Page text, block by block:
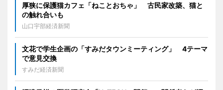
厚狭に保護猫カフェ「ねことおちゃ」 古民家改築、猫と
の触れ合いも
山口宇部経済新聞
文花で学生企画の「すみだタウンミーティング」 4テーマ
で意見交換
すみだ経済新聞